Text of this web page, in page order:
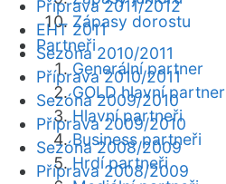
Zápasy dorostu
Partneři
Generální partner
GOLD hlavní partner
Hlavní partneři
Business partneři
Hrdí partneři
Příprava 2011/2012
EHT 2011
Sezóna 2010/2011
Příprava 2010/2011
Sezóna 2009/2010
Příprava 2009/2010
Sezóna 2008/2009
Příprava 2008/2009